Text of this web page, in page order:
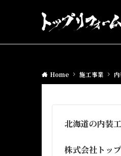
Home 施工事業
北海道の内装
株式会社トッ